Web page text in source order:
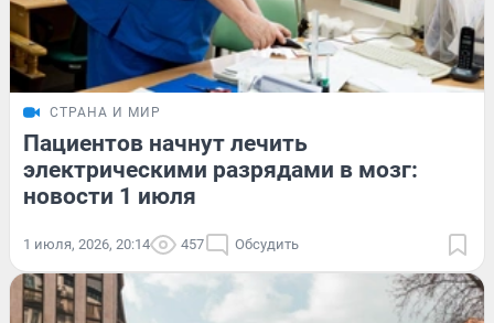
СТРАНА И МИР
Пациентов начнут лечить
электрическими разрядами в мозг:
новости 1 июля
1 июля, 2026, 20:14 457 Обсудить